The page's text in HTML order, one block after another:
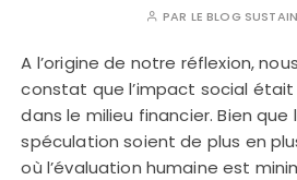
PAR LE BLOG
A l’origine de notre réflexion,
constat que l’impact social
dans le milieu financier. Bien que
spéculation soient de plus en
où l’évaluation humaine est